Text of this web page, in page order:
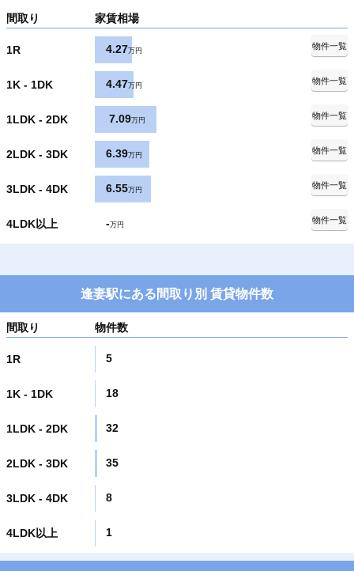
間取り 家賃相場
1R 4.27万円
物件一覧
1K - 1DK 4.47万円
物件一覧
1LDK - 2DK 7.09万円
物件一覧
2LDK - 3DK 6.39万円
物件一覧
3LDK - 4DK 6.55万円
物件一覧
4LDK以上 -万円
物件一覧
逢妻駅にある間取り別 賃貸物件数
間取り 物件数
1R 5
1K - 1DK 18
1LDK - 2DK 32
2LDK - 3DK 35
3LDK - 4DK 8
4LDK以上 1